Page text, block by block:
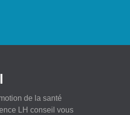
de la santé
LH conseil vous